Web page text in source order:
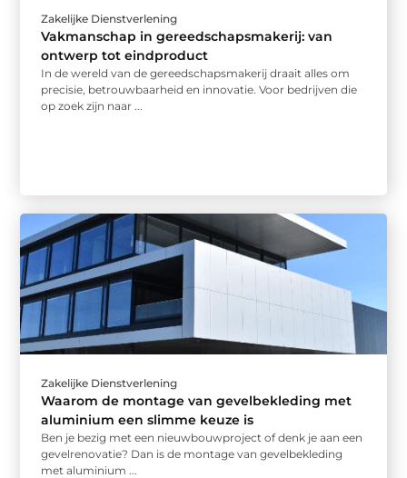
Zakelijke Dienstverlening
Vakmanschap in gereedschapsmakerij: van
ontwerp tot eindproduct
In de wereld van de gereedschapsmakerij draait alles om
precisie, betrouwbaarheid en innovatie. Voor bedrijven die
op zoek zijn naar ...
Zakelijke Dienstverlening
Waarom de montage van gevelbekleding met
aluminium een slimme keuze is
Ben je bezig met een nieuwbouwproject of denk je aan een
gevelrenovatie? Dan is de montage van gevelbekleding
met aluminium ...